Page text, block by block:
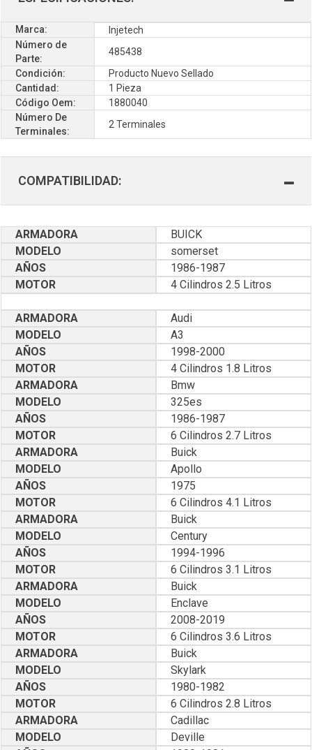
Marca:
Injetech
Número de
Parte:
485438
Condición:
Producto Nuevo Sellado
Cantidad:
1 Pieza
Código Oem:
1880040
Número De
Terminales:
2 Terminales
COMPATIBILIDAD:
ARMADORA
BUICK
MODELO
somerset
AÑOS
1986-1987
MOTOR
4 Cilindros 2.5 Litros
ARMADORA
Audi
MODELO
A3
AÑOS
1998-2000
MOTOR
4 Cilindros 1.8 Litros
ARMADORA
Bmw
MODELO
325es
AÑOS
1986-1987
MOTOR
6 Cilindros 2.7 Litros
ARMADORA
Buick
MODELO
Apollo
AÑOS
1975
MOTOR
6 Cilindros 4.1 Litros
ARMADORA
Buick
MODELO
Century
AÑOS
1994-1996
MOTOR
6 Cilindros 3.1 Litros
ARMADORA
Buick
MODELO
Enclave
AÑOS
2008-2019
MOTOR
6 Cilindros 3.6 Litros
ARMADORA
Buick
MODELO
Skylark
AÑOS
1980-1982
MOTOR
6 Cilindros 2.8 Litros
ARMADORA
Cadillac
MODELO
Deville